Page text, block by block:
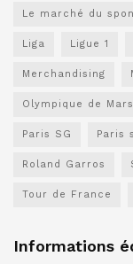
Le marché du
Liga Ligue 1
Merchandising
Olympique de
Paris SG Paris
Roland Garros
Tour de France
Informations